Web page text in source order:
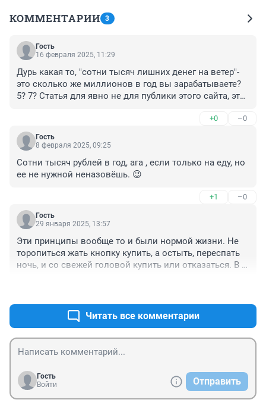
КОММЕНТАРИИ 3
Гость
16 февраля 2025, 11:29
Дурь какая то, "сотни тысяч лишних денег на ветер"-
это сколько же миллионов в год вы зарабатываете?
5? 7? Статья для явно не для публики этого сайта, это
необходимое и покупаем.
+0 –0
Гость
8 февраля 2025, 09:25
Сотни тысяч рублей в год, ага , если только на еду, но
ее не нужной неназовёшь. 😉
+1 –0
Гость
29 января 2025, 13:57
Эти принципы вообще то и были нормой жизни. Не
торопиться жать кнопку купить, а остыть, переспать
ночь, и со свежей головой купить или отказаться. В
Читать все комментарии
Гость
Войти
Отправить